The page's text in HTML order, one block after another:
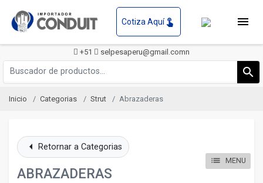
Cotiza Aquítouch_app menu
+51 selpesaperu@gmail.comn
search
Inicio Categorias Strut Abrazaderas
arrow_leftRetornar a Categorias
list MENU
ABRAZADERAS